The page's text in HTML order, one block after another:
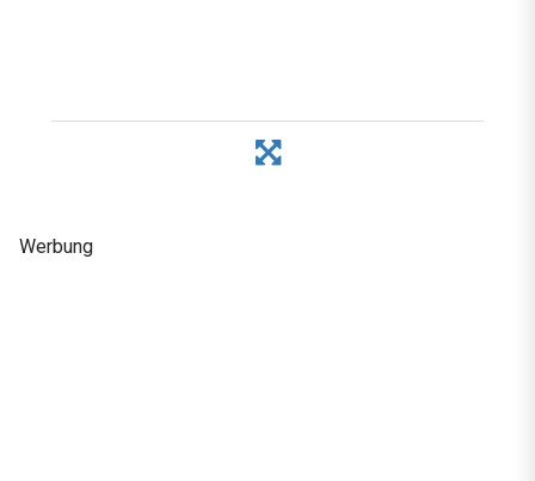
Werbung